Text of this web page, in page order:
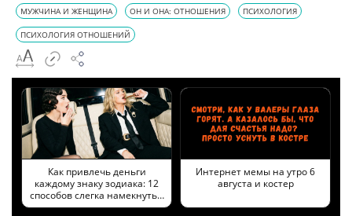
МУЖЧИНА И ЖЕНЩИНА ОН И ОНА: ОТНОШЕНИЯ ПСИХОЛОГИЯ
ПСИХОЛОГИЯ ОТНОШЕНИЙ
Как привлечь деньги
каждому знаку зодиака: 12
способов слегка намекнуть…
Интернет мемы на утро 6
августа и костер